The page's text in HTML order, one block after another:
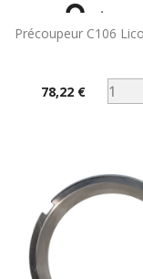
Précoupeur C106
78,22 €
